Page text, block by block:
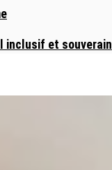
inclusif et souverain